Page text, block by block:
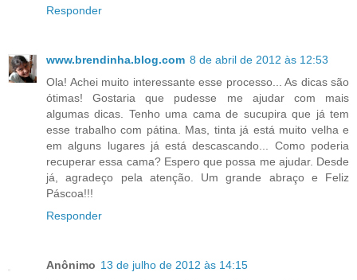
Responder
www.brendinha.blog.com 8 de abril de 2012 às 12:53
Ola! Achei muito interessante esse processo... As dicas são
ótimas! Gostaria que pudesse me ajudar com mais
algumas dicas. Tenho uma cama de sucupira que já tem
esse trabalho com pátina. Mas, tinta já está muito velha e
em alguns lugares já está descascando... Como poderia
recuperar essa cama? Espero que possa me ajudar. Desde
já, agradeço pela atenção. Um grande abraço e Feliz
Páscoa!!!
Responder
Anônimo 13 de julho de 2012 às 14:15